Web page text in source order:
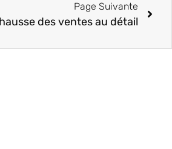
Page Suivante
des ventes au détail